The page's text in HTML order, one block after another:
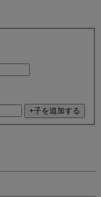
+子を追加する